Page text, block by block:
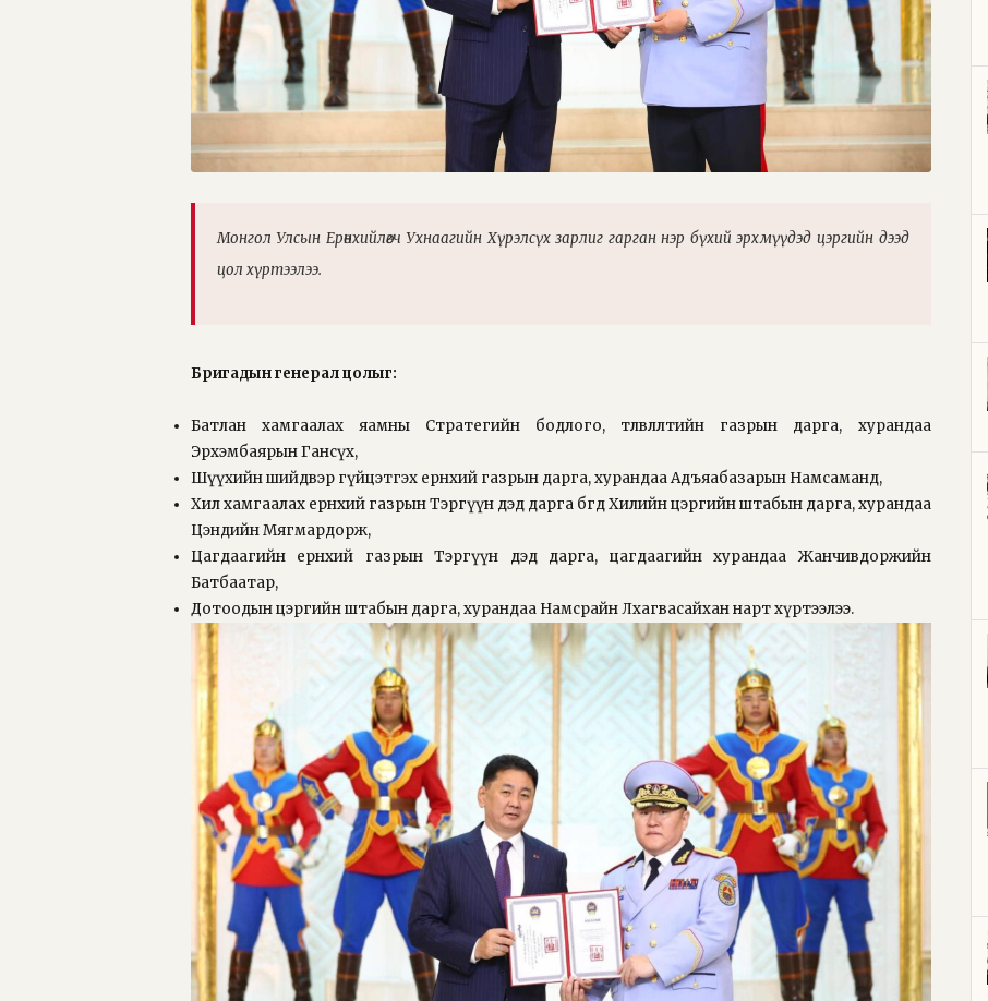
Монгол Улсын Ерөнхийлөгч Ухнаагийн Хүрэлсүх зарлиг гарган нэр бүхий эрхмүүдэд цэргийн дээд
цол хүртээлээ.
Бригадын генерал цолыг:
Батлан хамгаалах яамны Стратегийн бодлого, төлөвлөлтийн газрын дарга, хурандаа
Эрхэмбаярын Гансүх,
Шүүхийн шийдвэр гүйцэтгэх ерөнхий газрын дарга, хурандаа Адъяабазарын Намсаманд,
Хил хамгаалах ерөнхий газрын Тэргүүн дэд дарга бөгөөд Хилийн цэргийн штабын дарга, хурандаа
Цэндийн Мягмардорж,
Цагдаагийн ерөнхий газрын Тэргүүн дэд дарга, цагдаагийн хурандаа Жанчивдоржийн
Батбаатар,
Дотоодын цэргийн штабын дарга, хурандаа Намсрайн Лхагвасайхан нарт хүртээлээ.